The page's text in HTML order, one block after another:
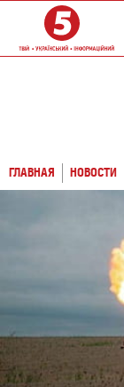
ГЛАВНАЯ НОВОСТИ